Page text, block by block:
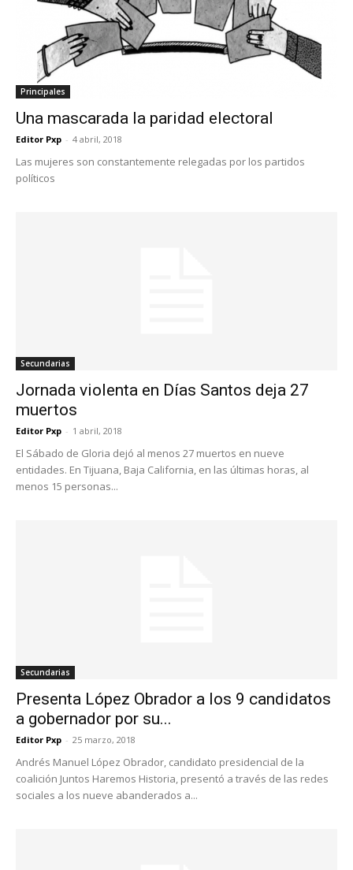
Principales
Una mascarada la paridad electoral
Editor Pxp - 4 abril, 2018
Las mujeres son constantemente relegadas por los partidos
políticos
Secundarias
Jornada violenta en Días Santos deja 27
muertos
Editor Pxp - 1 abril, 2018
El Sábado de Gloria dejó al menos 27 muertos en nueve
entidades. En Tijuana, Baja California, en las últimas horas, al
menos 15 personas...
Secundarias
Presenta López Obrador a los 9 candidatos
a gobernador por su...
Editor Pxp - 25 marzo, 2018
Andrés Manuel López Obrador, candidato presidencial de la
coalición Juntos Haremos Historia, presentó a través de las redes
sociales a los nueve abanderados a...